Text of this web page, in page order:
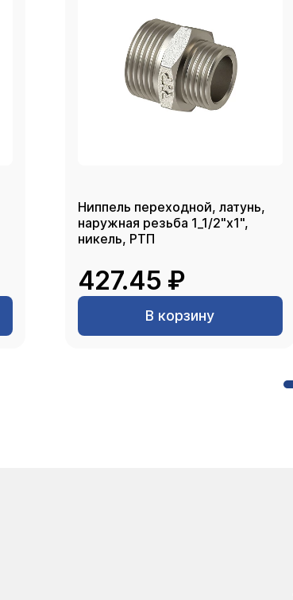
Ниппель переходной, латунь,
наружная резьба 1_1/2"х1",
никель, РТП
427.45 ₽
В корзину